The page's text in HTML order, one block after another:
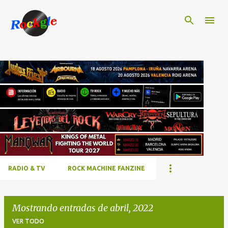
RADIO & TV ROCK MACHINE FANZINE
Mostrando entradas de abril, 2022
VER TODO